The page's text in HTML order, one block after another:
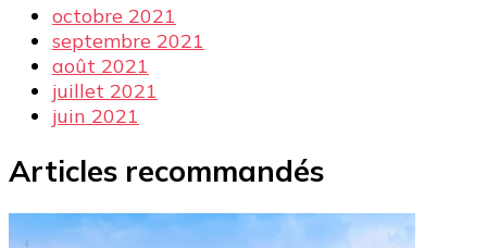
octobre 2021
septembre 2021
août 2021
juillet 2021
juin 2021
Articles recommandés